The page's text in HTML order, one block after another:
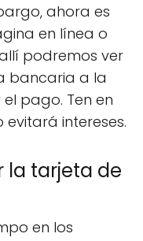
ahora es
en línea o
podremos ver
bancaria a la
pago. Ten en
intereses.
la tarjeta de
en los